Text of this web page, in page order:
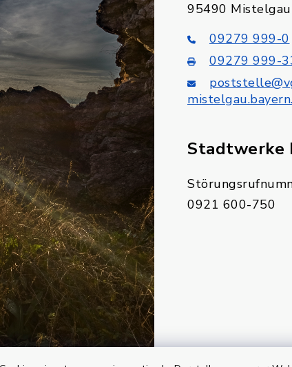
95490 Mistelgau
09279 999-0
09279 999-
Stadtwerke
0921 600-750